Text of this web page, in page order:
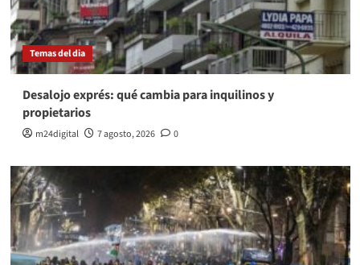
Temas del dia
Desalojo exprés: qué cambia para inquilinos y
propietarios
m24digital 7 agosto, 2026 0